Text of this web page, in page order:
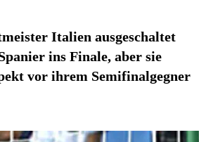
Italien ausgeschaltet
ins Finale, aber sie
vor ihrem Semifinalgegner